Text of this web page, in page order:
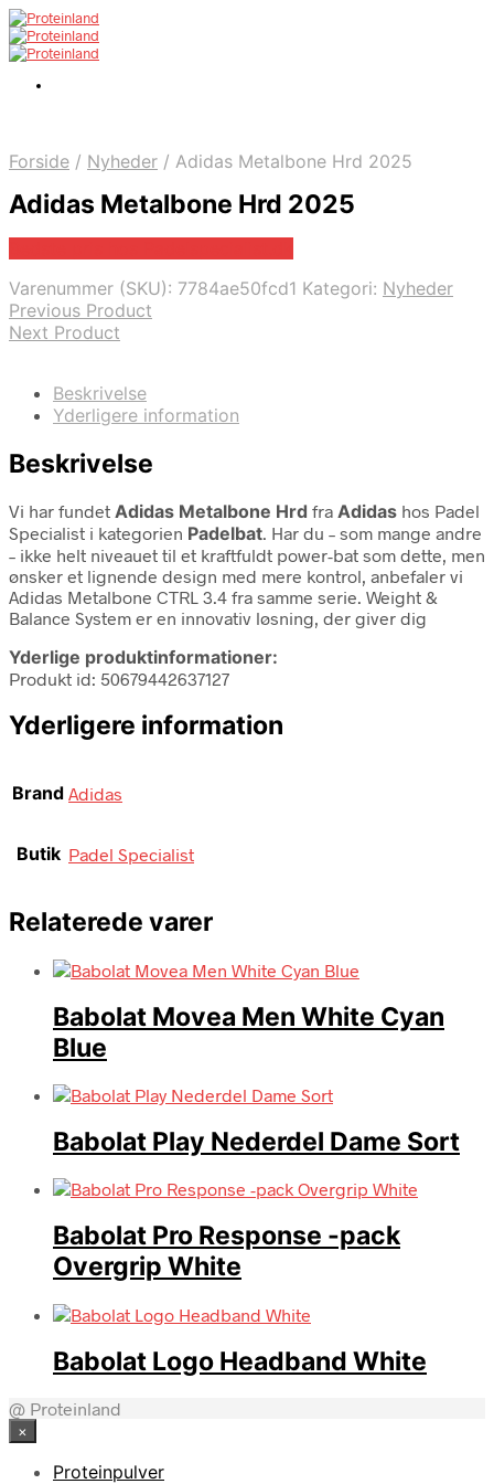
Forside / Nyheder / Adidas Metalbone Hrd 2025
Adidas Metalbone Hrd 2025
Varenummer (SKU): 7784ae50fcd1 Kategori: Nyheder
Previous Product
Next Product
Beskrivelse
Yderligere information
Beskrivelse
Vi har fundet Adidas Metalbone Hrd fra Adidas hos Padel
Specialist i kategorien Padelbat. Har du – som mange andre
– ikke helt niveauet til et kraftfuldt power-bat som dette, men
ønsker et lignende design med mere kontrol, anbefaler vi
Adidas Metalbone CTRL 3.4 fra samme serie. Weight &
Balance System er en innovativ løsning, der giver dig
Yderlige produktinformationer:
Produkt id: 50679442637127
Yderligere information
Brand Adidas
Butik Padel Specialist
Relaterede varer
Babolat Movea Men White Cyan
Blue
Babolat Play Nederdel Dame Sort
Babolat Pro Response -pack
Overgrip White
Babolat Logo Headband White
@ Proteinland
×
Proteinpulver